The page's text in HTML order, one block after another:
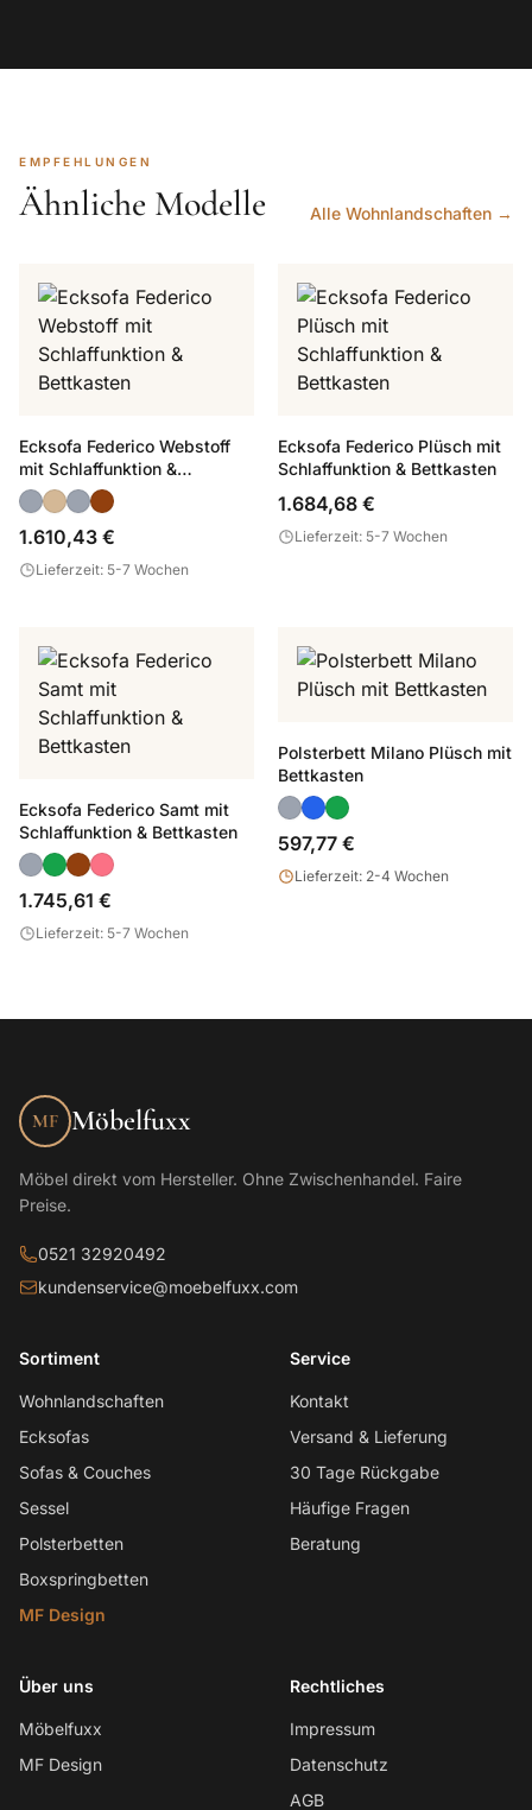
EMPFEHLUNGEN
Ähnliche Modelle Alle Wohnlandschaften →
Ecksofa Federico Webstoff
mit Schlaffunktion &
Bettkasten
1.610,43 €
Lieferzeit: 5-7 Wochen
Ecksofa Federico Plüsch mit
Schlaffunktion & Bettkasten
1.684,68 €
Lieferzeit: 5-7 Wochen
Ecksofa Federico Samt mit
Schlaffunktion & Bettkasten
1.745,61 €
Lieferzeit: 5-7 Wochen
Polsterbett Milano Plüsch mit
Bettkasten
597,77 €
Lieferzeit: 2-4 Wochen
MF Möbelfuxx
Möbel direkt vom Hersteller. Ohne Zwischenhandel. Faire
Preise.
0521 32920492
kundenservice@moebelfuxx.com
Sortiment
Wohnlandschaften
Ecksofas
Sofas & Couches
Sessel
Polsterbetten
Boxspringbetten
MF Design
Service
Kontakt
Versand & Lieferung
30 Tage Rückgabe
Häufige Fragen
Beratung
Über uns
Möbelfuxx
MF Design
Rechtliches
Impressum
Datenschutz
AGB